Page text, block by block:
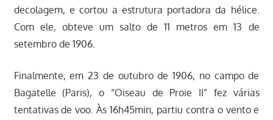
decolagem, e cortou a estrutura portadora da hélice.
Com ele, obteve um salto de 11 metros em 13 de
setembro de 1906.
Finalmente, em 23 de outubro de 1906, no campo de
Bagatelle (Paris), o “Oiseau de Proie II” fez várias
tentativas de voo. Às 16h45min, partiu contra o vento e